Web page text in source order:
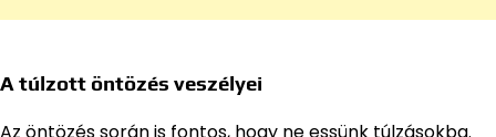
A túlzott öntözés veszélyei
Az öntözés során is fontos, hogy ne essünk túlzásokba.